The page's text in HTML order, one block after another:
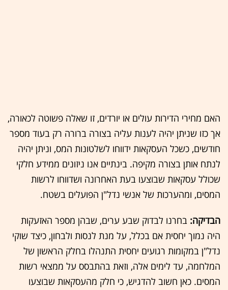
האם מחירי הדירות עולים או יורדים, זו שאלה פשוטה לכאורה,
אך כזו שניתן יהיה לענות עליה בצורה ברורה רק בעוד מספר
חודשים, כשכל העסקאות ידווחו לשלטונות המס, וניתן יהיה
לנתח אותן בצורה מקיפה. בינתיים אנו ניזונים ממידע חלקי
שכולל עסקאות שבוצעו בעת האחרונה ושדווחו לרשות
המסים, ומהערכות של אנשי נדל"ן הפועלים בשטח.
הבדיקה: בחרנו לבדוק שבע ערים, שבהן מספר האזעקות
היה נמוך יחסית אם בכלל, על מנת לנסות ולבחון, כיצד שוקי
נדל"ן במקומות רגועים יחסית התנהלו בחלק הראשון של
המלחמה, עד לימים אלה, וזאת בהתבסס על ממצאי רשות
המסים. כאן חשוב להדגיש, כי חלק מהעסקאות שבוצעו